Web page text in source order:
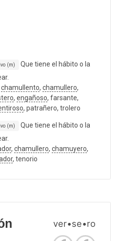
(m)
Que tiene el hábito o la
chamullento, chamullero,
, engañoso, farsante,
, patrañero, trolero
(m)
Que tiene el hábito o la
, chamullero, chamuyero,
, tenorio
ver•se•ro